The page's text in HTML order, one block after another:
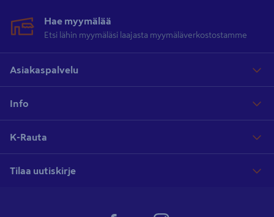
Hae myymälää
Etsi lähin myymäläsi laajasta myymäläverkostostamme
Asiakaspalvelu
Info
K-Rauta
Tilaa uutiskirje